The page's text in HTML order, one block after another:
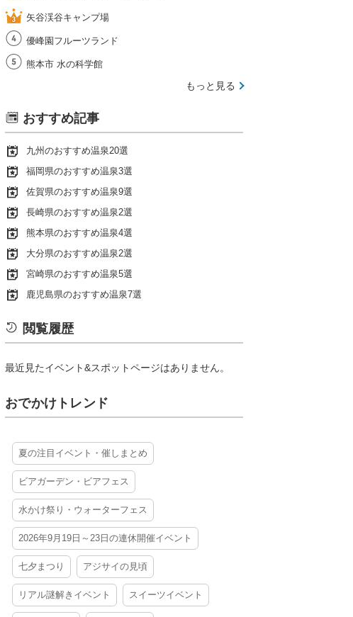
矢谷渓谷キャンプ場
優峰園フルーツランド
熊本市 水の科学館
もっと見る
おすすめ記事
九州のおすすめ温泉20選
福岡県のおすすめ温泉3選
佐賀県のおすすめ温泉9選
長崎県のおすすめ温泉2選
熊本県のおすすめ温泉4選
大分県のおすすめ温泉2選
宮崎県のおすすめ温泉5選
鹿児島県のおすすめ温泉7選
閲覧履歴
最近見たイベント&スポットページはありません。
おでかけトレンド
夏の注目イベント・催しまとめ
ビアガーデン・ビアフェス
水かけ祭り・ウォーターフェス
2026年9月19日～23日の連休開催イベント
七夕まつり アジサイの見頃
リアル謎解きイベント スイーツイベント